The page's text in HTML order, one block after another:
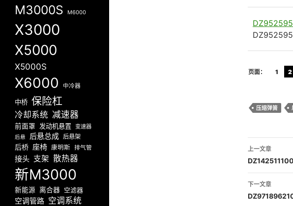
页面： 1 2
压缩弹簧
文
章
导
航
上一文章
下一文章
M3000S M6000
X3000
X5000
X5000S
X6000 中冷器
中桥 保险杠
冷却系统 减速器
前面罩 发动机悬置 变速器
后悬 后悬总成 后悬架
后桥 座椅 康明斯 排气管
接头 支架 散热器
新M3000
新能源 离合器 空滤器
空调管路 空调系统